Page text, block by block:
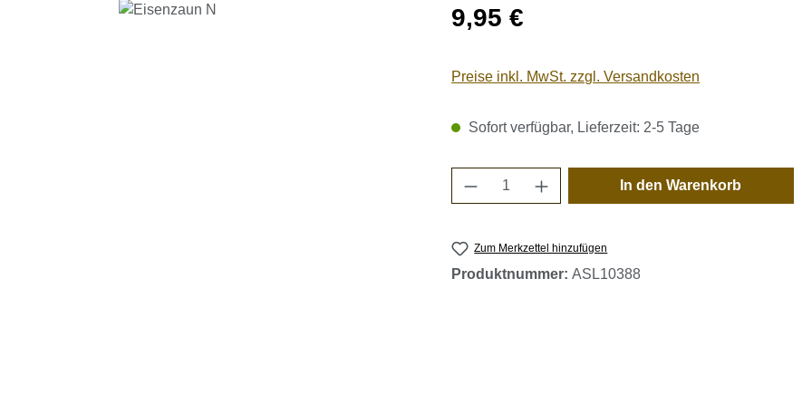
Regulärer Preis:
9,95 €
Preise inkl. MwSt. zzgl. Versandkosten
Sofort verfügbar, Lieferzeit: 2-5 Tage
Produkt Anzahl: Gib den
In den Warenkorb
Zum Merkzettel hinzufügen
Produktnummer:ASL10388